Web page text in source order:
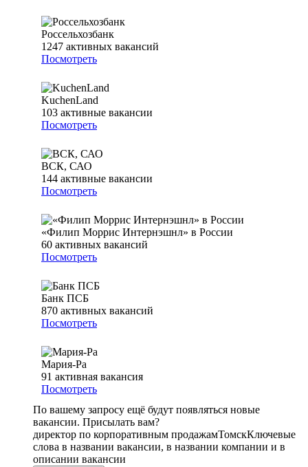
Россельхозбанк
1247 активных вакансий
Посмотреть
KuchenLand
103 активные вакансии
Посмотреть
ВСК, САО
144 активные вакансии
Посмотреть
«Филип Моррис Интернэшнл» в России
60 активных вакансий
Посмотреть
Банк ПСБ
870 активных вакансий
Посмотреть
Мария-Ра
91 активная вакансия
Посмотреть
По вашему запросу ещё будут появляться новые
вакансии. Присылать вам?
директор по корпоративным продажамТомскКлючевые
слова в названии вакансии, в названии компании и в
описании вакансии